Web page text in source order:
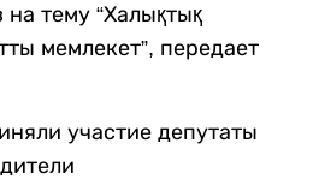
на тему “Халықтық
мемлекет”, передает
участие депутаты